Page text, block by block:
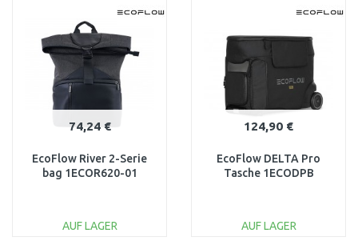
Vergleichen
74,24 €
EcoFlow River 2-Serie
bag 1ECOR620-01
AUF LAGER
124,90 €
EcoFlow DELTA Pro
Tasche 1ECODPB
AUF LAGER